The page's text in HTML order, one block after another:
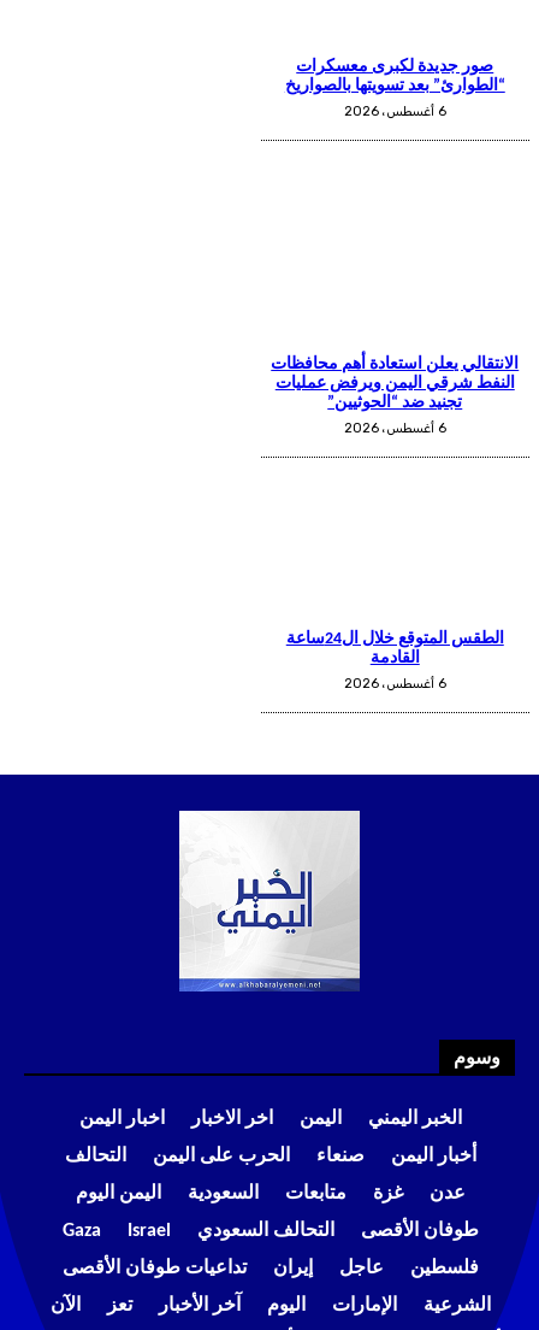
وسوم
الخبر اليمني اليمن اخر الاخبار
اخبار اليمن
أخبار اليمن
صنعاء الحرب على اليمن
التحالف
عدن
غزة متابعات السعودية
اليمن اليوم
طوفان الأقصى
التحالف السعودي Israel
Gaza
فلسطين
عاجل إيران
تداعيات طوفان الأقصى
الشرعية
الإمارات اليوم آخر الأخبار تعز الآن